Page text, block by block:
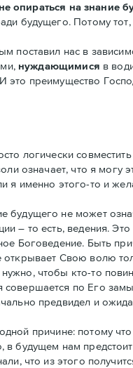
опираться на знание
будущего. Потому
поставил нас в
нуждающимися в
преимущество
логически
означает, что я могу
я именно этого-то и
не может
– то есть, ведения.
Боговедение. Быть
Свою волю
чтобы кто-то
по Его
предвидел и
причине: потому
будущем нам
что из этого